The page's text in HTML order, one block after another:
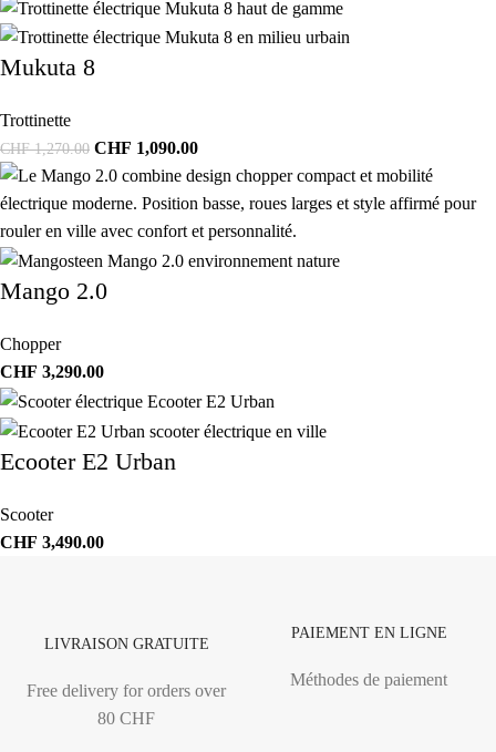
Mukuta 8
Trottinette
CHF1,270.00 CHF 1,090.00
Mango 2.0
Chopper
CHF 3,290.00
Ecooter E2 Urban
Scooter
CHF 3,490.00
LIVRAISON GRATUITE
Free delivery for orders over
80 CHF
PAIEMENT EN LIGNE
Méthodes de paiement